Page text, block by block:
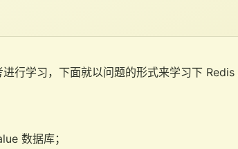
行学习，下面就以问题的形式来学习下 Redis
数据库；